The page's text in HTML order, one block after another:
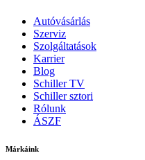
Autóvásárlás
Szerviz
Szolgáltatások
Karrier
Blog
Schiller TV
Schiller sztori
Rólunk
ÁSZF
Márkáink